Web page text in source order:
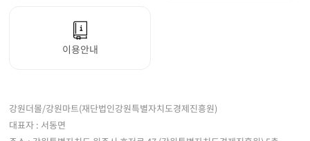
이용안내
강원더몰/강원마트(재단법인강원특별자치도경제진흥원)
대표자 : 서동면